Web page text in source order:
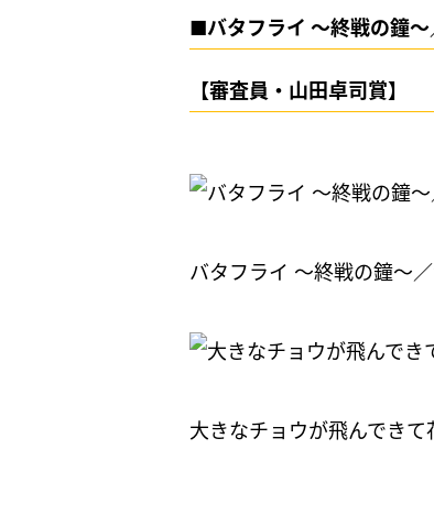
■バタフライ ～終戦の鐘～
【審査員・山田卓司賞】
バタフライ ～終戦の鐘～
大きなチョウが飛んでき